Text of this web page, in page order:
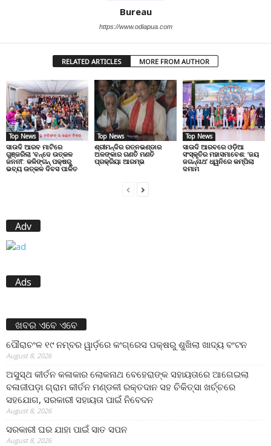
Bureau
https://www.odiapua.com
RELATED ARTICLES MORE FROM AUTHOR
Top News
ସାଉଦି ଆରବ ମାଟିରେ
ଗୁଞ୍ଜରିଲା ‘ବନ୍ଦେ ଉତ୍କଳ
ଜନନୀ’: କଳିଙ୍ଗନ୍ ପକ୍ଷରୁ
ଭବ୍ୟ ଉତ୍କଳ ଦିବସ ପାଳିତ
Top News
ଶ୍ରୀମନ୍ଦିର ରତ୍ନଭଣ୍ଡାର
ଅଳଙ୍କାର ଗଣତି ମଣତି
ପ୍ରକ୍ରିୟା ଆରମ୍ଭ
Top News
ସାଉଦି ଆରବରେ ଓଡ଼ିଆ
ସଂସ୍କୃତିର ମହାସମାବେଶ: ‘ଜୟ
ଜଗନ୍ନାଥ’ ଧ୍ୱନିରେ କମ୍ପିଲା
ଦମାମ
Adv
Ads
ଖବର ଏବେ ଏବେ
ପୌରାଚଂଳ ୧୯ ନମ୍ବର ୱାର୍ଡ଼ରେ କଂଗ୍ରେସ ପକ୍ଷରୁ ଶୁଖିଲା ଖାଦ୍ୟ ବଂଟନ
August 8, 2026
ଅସୁସ୍ଥ କୀର୍ତନ କଳାକାର ଲୋକନାଥ ବେହେରାଙ୍କ ସହାୟତାରେ ଆଗେଇଲା
ବଳାଜୀପଡ଼ା ଗ୍ରାମ କୀର୍ତନ ମଣ୍ଡଳୀ ରକ୍ତଦାନ ସହ ଚିକିତ୍ସା ଖର୍ଚ୍ଚରେ
ସହଯୋଗ, ସରକାରୀ ସହାୟତା ପାଇଁ ନିବେଦନ
August 8, 2026
ସରକାରୀ ଘର ଯାହା ପାଇଁ ସାତ ସପନ
August 8, 2026